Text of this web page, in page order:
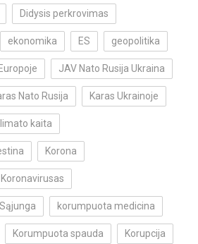
Didysis perkrovimas
ekonomika ES geopolitika
JAV Nato Rusija Ukraina
Nato Rusija Karas Ukrainoje
kaita
Korona
Koronavirusas
korumpuota medicina
Korumpuota spauda Korupcija